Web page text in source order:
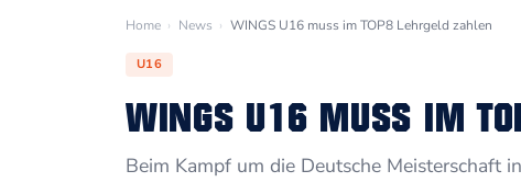
Home › News › WINGS U16 muss im TOP8 Lehrgeld zahlen
U16
WINGS U16 MUSS IM
Beim Kampf um die Deutsche Meisterschaft